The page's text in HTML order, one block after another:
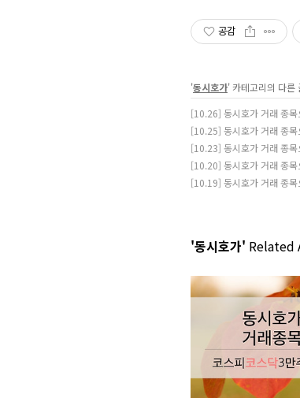
공감
'동시호가' 카테고리의 다른
[10.26] 동시호가 거래 종목
[10.25] 동시호가 거래 종목
[10.23] 동시호가 거래 종목
[10.20] 동시호가 거래 종목
[10.19] 동시호가 거래 종목
'동시호가' Related